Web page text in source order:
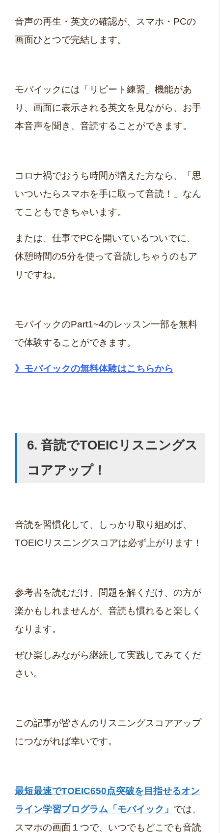
音声の再生・英文の確認が、スマホ・PCの
画面ひとつで完結します。
モバイックには「リピート練習」機能があ
り、画面に表示される英文を見ながら、お手
本音声を聞き、音読することができます。
コロナ禍でおうち時間が増えた方なら、「思
いついたらスマホを手に取って音読！」なん
てこともできちゃいます。
または、仕事でPCを開いているついでに、
休憩時間の5分を使って音読しちゃうのもア
リですね。
モバイックのPart1~4のレッスン一部を無料
で体験することができます。
》モバイックの無料体験はこちらから
6. 音読でTOEIC リスニングス
コアアップ！
音読を習慣化して、しっかり取り組めば、
TOEICリスニングスコアは必ず上がります！
参考書を読むだけ、問題を解くだけ、の方が
楽かもしれませんが、音読も慣れると楽しく
なります。
ぜひ楽しみながら継続して実践してみてくだ
さい。
この記事が皆さんのリスニングスコアアップ
につながれば幸いです。
最短最速でTOEIC650点突破を目指せるオン
ライン学習プログラム「モバイック」 では、
スマホの画面１つで、いつでもどこでも音読